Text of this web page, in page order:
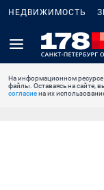
НЕДВИЖИМОСТЬ
На информационном
файлы. Оставаясь на сайте,
согласиена их